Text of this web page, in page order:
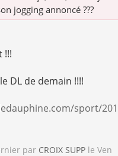
jogging annoncé ???
!!!
DL de demain !!!!
sport/
par CROIX SUPP le Ven